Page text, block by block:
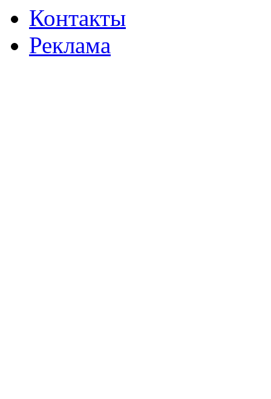
Контакты
Реклама